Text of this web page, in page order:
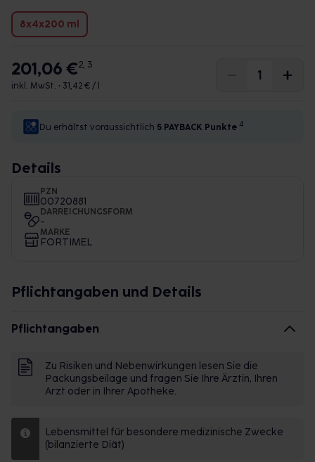
8x4x200 ml
201,06 €2, 3
inkl. MwSt. • 31,42 € / l
Du erhältst voraussichtlich 5 PAYBACK Punkte 4
Details
PZN
00720881
DARREICHUNGSFORM
-
MARKE
FORTIMEL
Pflichtangaben und Details
Pflichtangaben
Zu Risiken und Nebenwirkungen lesen Sie die
Packungsbeilage und fragen Sie Ihre Ärztin, Ihren
Arzt oder in Ihrer Apotheke.
Lebensmittel für besondere medizinische Zwecke
(bilanzierte Diät)